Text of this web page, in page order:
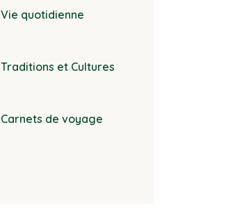
Vie quotidienne
Traditions et Cultures
Carnets de voyage